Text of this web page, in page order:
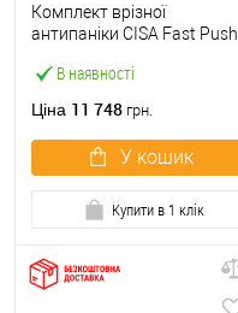
В наявності
Комплект врізної
антипаніки CISA Fast Push
із замком та ручкою
Ціна 11 748 грн.
У кошик
Купити в 1 клік